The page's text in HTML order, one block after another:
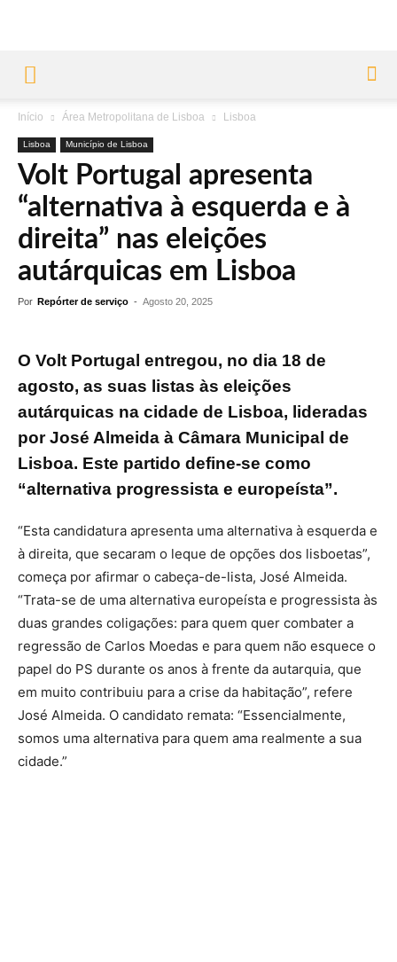
Início Área Metropolitana de Lisboa Lisboa
Lisboa Município de Lisboa
Volt Portugal apresenta
“alternativa à esquerda e à
direita” nas eleições
autárquicas em Lisboa
Por Repórter de serviço - Agosto 20, 2025
O Volt Portugal entregou, no dia 18 de
agosto, as suas listas às eleições
autárquicas na cidade de Lisboa, lideradas
por José Almeida à Câmara Municipal de
Lisboa. Este partido define-se como
“alternativa progressista e europeísta”.
“Esta candidatura apresenta uma alternativa à esquerda e
à direita, que secaram o leque de opções dos lisboetas”,
começa por afirmar o cabeça-de-lista, José Almeida.
“Trata-se de uma alternativa europeísta e progressista às
duas grandes coligações: para quem quer combater a
regressão de Carlos Moedas e para quem não esquece o
papel do PS durante os anos à frente da autarquia, que
em muito contribuiu para a crise da habitação”, refere
José Almeida. O candidato remata: “Essencialmente,
somos uma alternativa para quem ama realmente a sua
cidade.”